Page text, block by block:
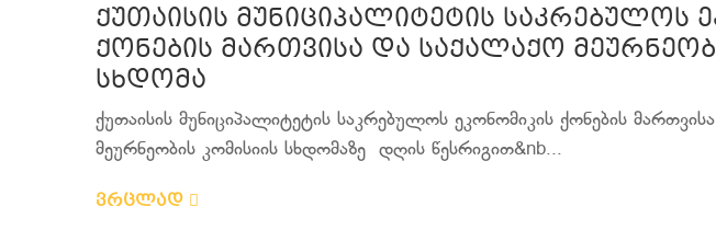
ქუთაისის მუნიციპალიტეტის საკრებულოს
ქონების მართვისა და საქალაქო
სხდომა
ქუთაისის მუნიციპალიტეტის საკრებულოს ეკონომიკის ქონების
მეურნეობის კომისიის სხდომაზე დღის წესრიგით&nb...
ვრცლად